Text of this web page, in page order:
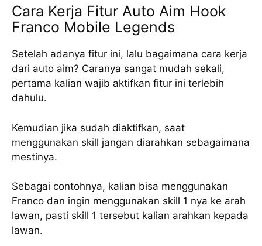
Cara Kerja Fitur Auto Aim Hook
Franco Mobile Legends
Setelah adanya fitur ini, lalu bagaimana cara kerja
dari auto aim? Caranya sangat mudah sekali,
pertama kalian wajib aktifkan fitur ini terlebih
dahulu.
Kemudian jika sudah diaktifkan, saat
menggunakan skill jangan diarahkan sebagaimana
mestinya.
Sebagai contohnya, kalian bisa menggunakan
Franco dan ingin menggunakan skill 1 nya ke arah
lawan, pasti skill 1 tersebut kalian arahkan kepada
lawan.